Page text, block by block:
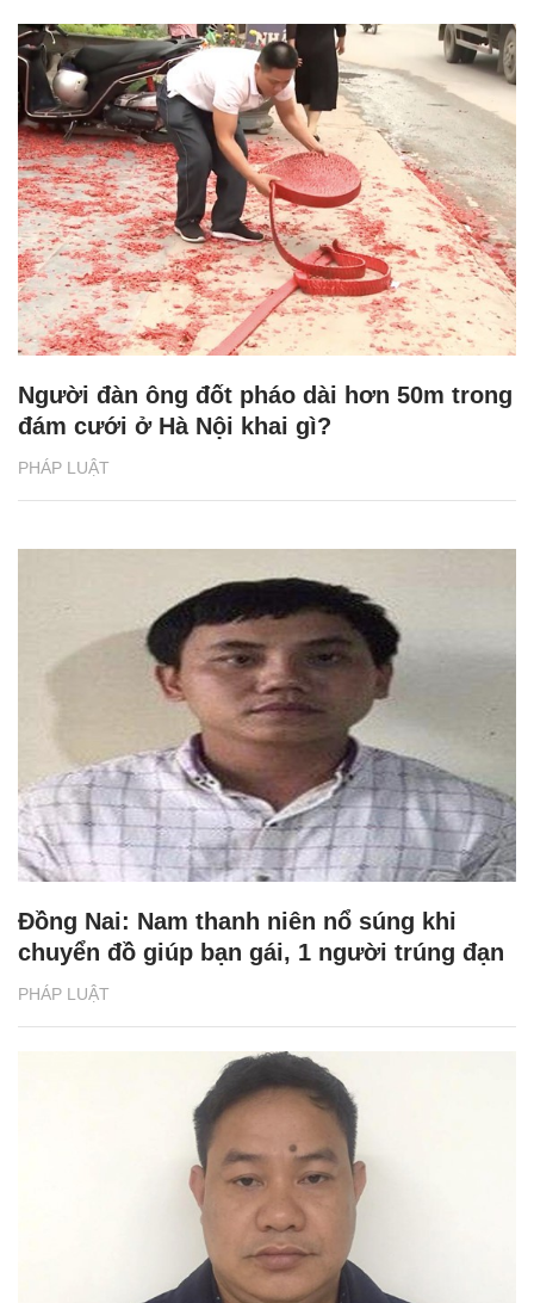
PHÁP LUẬT
Người đàn ông đốt pháo dài hơn 50m trong
đám cưới ở Hà Nội khai gì?
PHÁP LUẬT
Đồng Nai: Nam thanh niên nổ súng khi
chuyển đồ giúp bạn gái, 1 người trúng đạn